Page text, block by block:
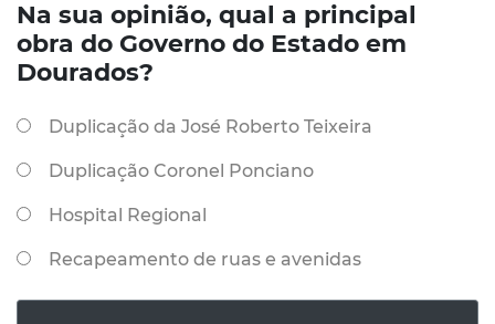
Na sua opinião, qual a principal
obra do Governo do Estado em
Dourados?
Duplicação da José Roberto Teixeira
Duplicação Coronel Ponciano
Hospital Regional
Recapeamento de ruas e avenidas